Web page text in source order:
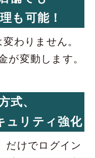
も可能！
わりません。
が変動します。
式、
ュリティ強化
だけでログイン